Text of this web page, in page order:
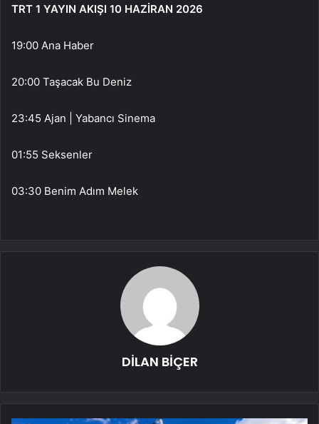
TRT 1 YAYIN AKIŞI 10 HAZİRAN 2026
19:00 Ana Haber
20:00 Taşacak Bu Deniz
23:45 Ajan | Yabancı Sinema
01:55 Seksenler
03:30 Benim Adım Melek
DİLAN BİÇER